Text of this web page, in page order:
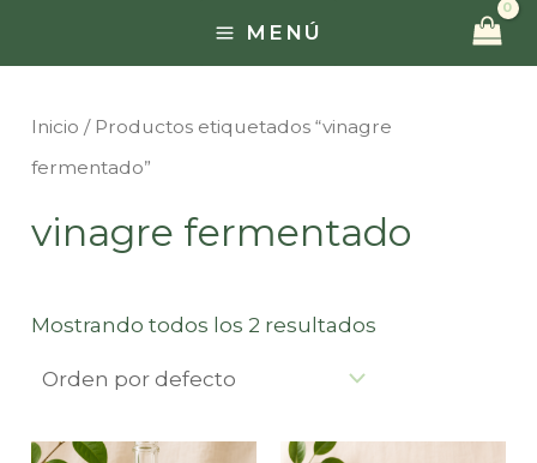
al
MAIN
MENÚ
Inicio / Productos etiquetados “vinagre
fermentado”
vinagre fermentado
Mostrando todos los 2 resultados